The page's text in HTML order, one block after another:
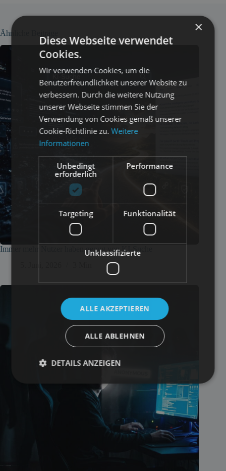
Ähnliche Beiträge
Immer mehr Nutzer haben genug von KI-Suche
×
Diese Webseite verwendet
Cookies.
Wir verwenden Cookies, um die
Benutzerfreundlichkeit unserer Website zu
verbessern. Durch die weitere Nutzung
unserer Webseite stimmen Sie der
Verwendung von Cookies gemäß unserer
Cookie-Richtlinie zu.Weitere
Informationen
Unbedingt
erforderlich
Performance
Targeting Funktionalität
Unklassifizierte
ALLE AKZEPTIEREN
ALLE ABLEHNEN
DETAILS ANZEIGEN